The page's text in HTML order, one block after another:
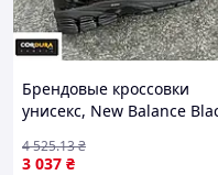
Брендовые кроссовки
унисекс, New Balance
3 037 ₴
4 525.13₴